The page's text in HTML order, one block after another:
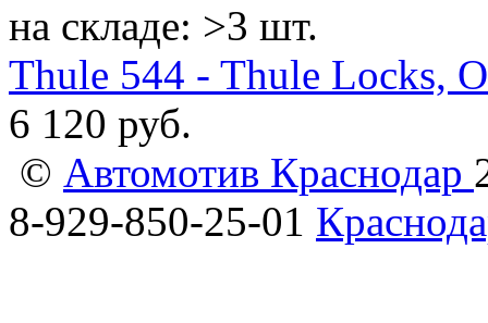
на складе: >3 шт.
Thule 544 - Thule Locks,
6 120 руб.
© Автомотив Краснодар
8-929-850-25-01